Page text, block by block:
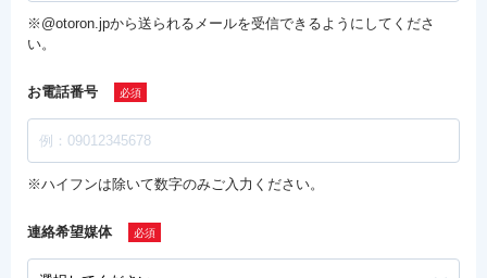
※@otoron.jpから送られるメールを受信できるようにしてくださ
い。
お電話番号
※ハイフンは除いて数字のみご入力ください。
連絡希望媒体